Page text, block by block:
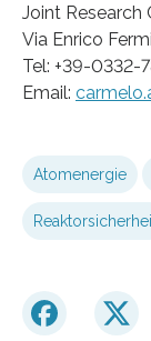
Joint Research
Via Enrico
Tel: +39-0332-
Email:
Atomenergie